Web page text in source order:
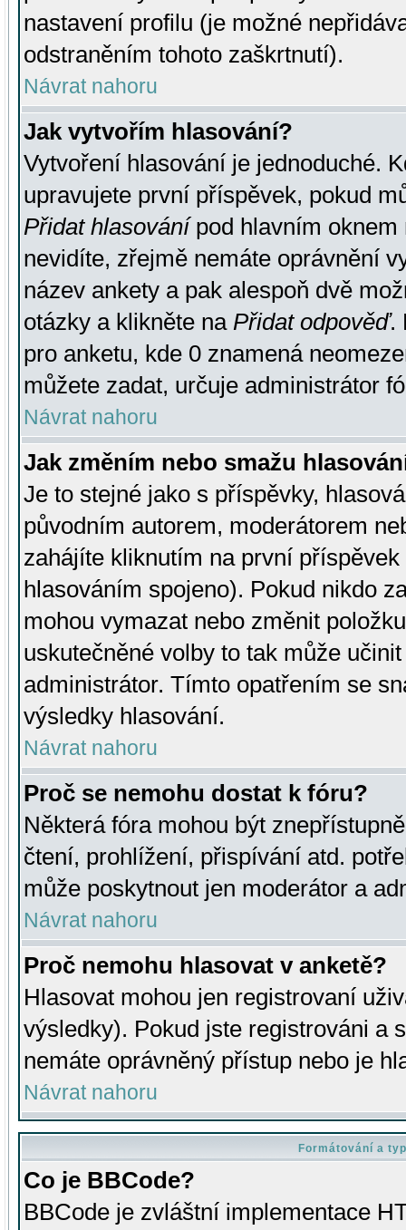
nastavení profilu (je možné
odstraněním tohoto zaškrtnutí).
Návrat nahoru
Jak vytvořím hlasování?
Vytvoření hlasování je jednoduché.
upravujete první příspěvek, pokud
Přidat hlasovánípod hlavním oknem
nevidíte, zřejmě nemáte oprávnění
název ankety a pak alespoň dvě
otázky a klikněte na Přidat odpověď.
pro anketu, kde 0 znamená
můžete zadat, určuje administrátor
Návrat nahoru
Jak změním nebo smažu
Je to stejné jako s příspěvky,
původním autorem, moderátorem
zahájíte kliknutím na první
hlasováním spojeno). Pokud nikdo
mohou vymazat nebo změnit
uskutečněné volby to tak může
administrátor. Tímto opatřením se
výsledky hlasování.
Návrat nahoru
Proč se nemohu dostat k fóru?
Některá fóra mohou být
čtení, prohlížení, přispívání atd.
může poskytnout jen moderátor a
Návrat nahoru
Proč nemohu hlasovat v anketě?
Hlasovat mohou jen registrovaní
výsledky). Pokud jste registrováni a
nemáte oprávněný přístup nebo je
Návrat nahoru
Formátování a
Co je BBCode?
BBCode je zvláštní implementace